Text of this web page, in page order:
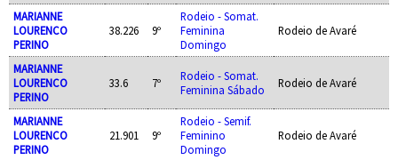
MARIANNE
LOURENCO
PERINO
38.226 9º
Rodeio - Somat.
Feminina
Domingo
Rodeio de Avaré
MARIANNE
LOURENCO
PERINO
33.6 7º
Rodeio - Somat.
Feminina Sábado
Rodeio de Avaré
MARIANNE
LOURENCO
PERINO
21.901 9º
Rodeio - Semif.
Feminino
Domingo
Rodeio de Avaré